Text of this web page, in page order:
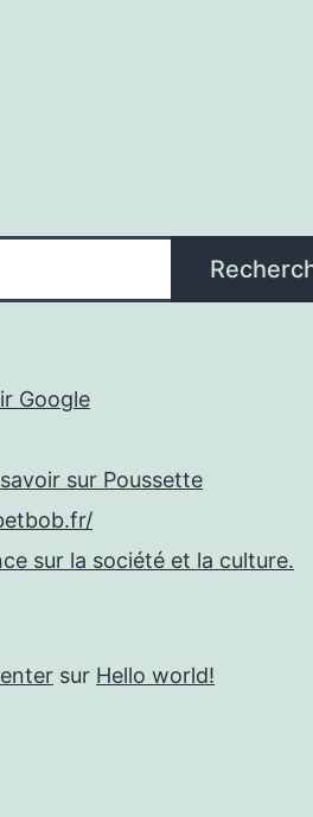
Google
sur Poussette
sur la société et la culture.
sur Hello world!